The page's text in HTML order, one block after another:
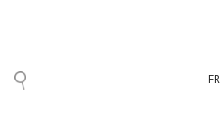
FR